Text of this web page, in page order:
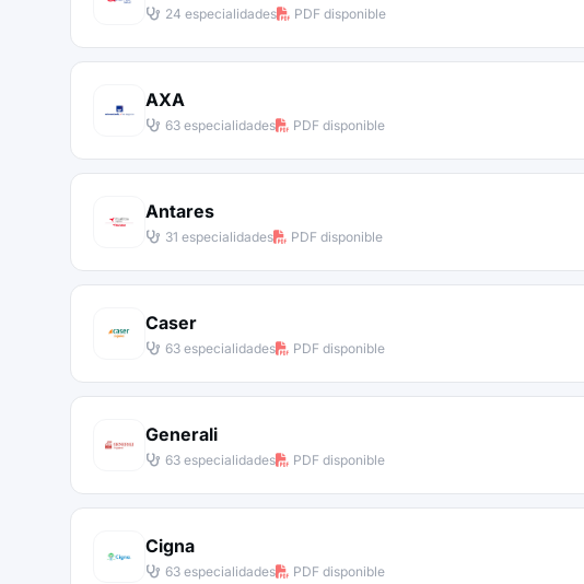
24 especialidades PDF disponible
AXA
63 especialidades PDF disponible
Antares
31 especialidades PDF disponible
Caser
63 especialidades PDF disponible
Generali
63 especialidades PDF disponible
Cigna
63 especialidades PDF disponible